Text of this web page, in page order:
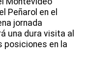
Peñarol en el
jornada
una dura visita al
posiciones en la